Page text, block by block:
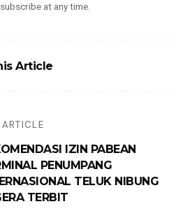
at any time.
Article
IZIN PABEAN
PENUMPANG
TELUK NIBUNG
TERBIT